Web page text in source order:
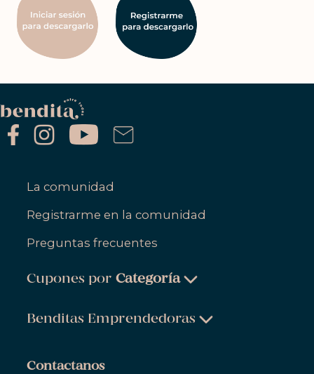
La comunidad
Registrarme en la comunidad
Preguntas frecuentes
Cupones porCategoría
Salud & Bienestar
Benditas Emprendedoras
Contactanos